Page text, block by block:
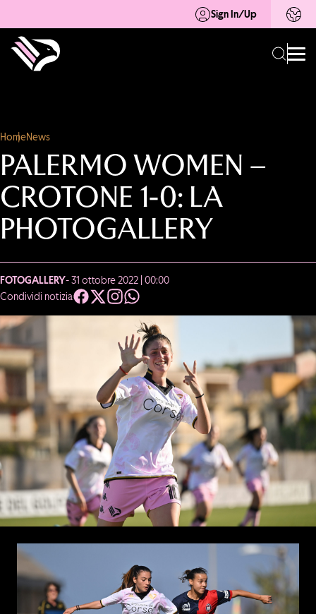
Sign In/Up
HomeNews
PALERMO WOMEN –
CROTONE 1-0: LA
PHOTOGALLERY
FOTOGALLERY- 31 ottobre 2022 | 00:00
Condividi notizia